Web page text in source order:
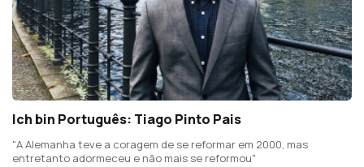
Ich bin Português: Tiago Pinto Pais
"A Alemanha teve a coragem de se reformar em 2000, mas
entretanto adormeceu e não mais se reformou"